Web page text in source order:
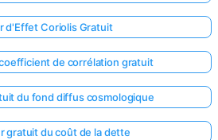
d'Effet Coriolis Gratuit
de corrélation gratuit
du fond diffus cosmologique
gratuit du coût de la dette